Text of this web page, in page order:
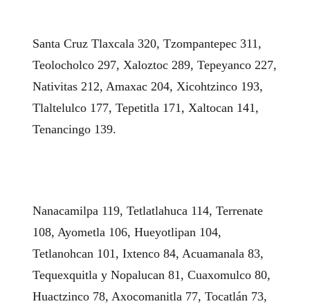
Santa Cruz Tlaxcala 320, Tzompantepec 311,
Teolocholco 297, Xaloztoc 289, Tepeyanco 227,
Nativitas 212, Amaxac 204, Xicohtzinco 193,
Tlaltelulco 177, Tepetitla 171, Xaltocan 141,
Tenancingo 139.
Nanacamilpa 119, Tetlatlahuca 114, Terrenate
108, Ayometla 106, Hueyotlipan 104,
Tetlanohcan 101, Ixtenco 84, Acuamanala 83,
Tequexquitla y Nopalucan 81, Cuaxomulco 80,
Huactzinco 78, Axocomanitla 77, Tocatlán 73,